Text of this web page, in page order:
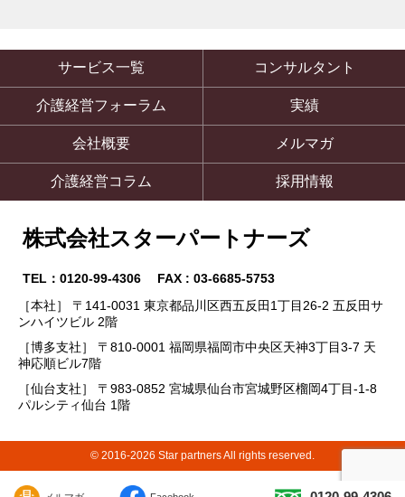
サービス一覧 コンサルタント
介護経営フォーラム 実績
会社概要 メルマガ
介護経営コラム 採用情報
株式会社スターパートナーズ
TEL：0120-99-4306 FAX : 03-6685-5753
［本社］ 〒141-0031 東京都品川区西五反田1丁目26-2 五反田サ
ンハイツビル 2階
［博多支社］ 〒810-0001 福岡県福岡市中央区天神3丁目3-7 天
神応順ビル7階
［仙台支社］ 〒983-0852 宮城県仙台市宮城野区榴岡4丁目-1-8
パルシティ仙台 1階
© 2016-2026 Star partners All rights reserved.